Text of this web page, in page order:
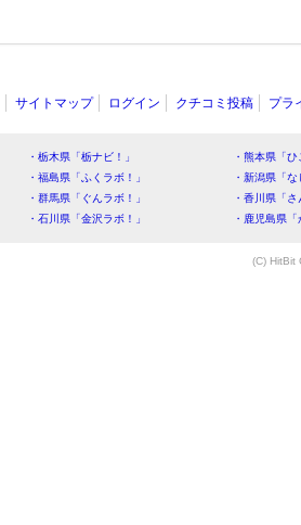
サイトマップ ログイン クチコミ投稿 プラ
・栃木県「栃ナビ！」
・熊本県「
・福島県「ふくラボ！」
・新潟県「
・群馬県「ぐんラボ！」
・香川県「
・石川県「金沢ラボ！」
・鹿児島県
(C) HitBit